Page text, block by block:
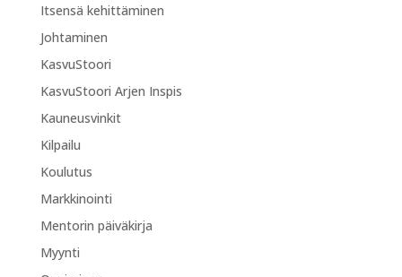
Itsensä kehittäminen
Johtaminen
KasvuStoori
KasvuStoori Arjen Inspis
Kauneusvinkit
Kilpailu
Koulutus
Markkinointi
Mentorin päiväkirja
Myynti